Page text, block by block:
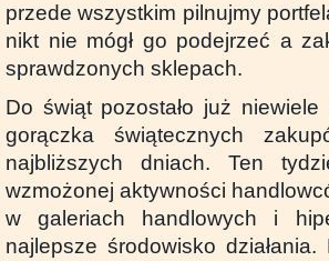
przede wszystkim pilnujmy
nikt nie mógł go podejrzeć a
sprawdzonych sklepach.
Do świąt pozostało już
gorączka świątecznych
najbliższych dniach. Ten
wzmożonej aktywności
w galeriach handlowych i
najlepsze środowisko